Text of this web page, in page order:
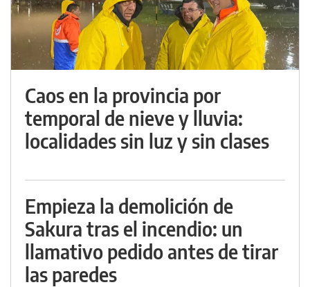
Caos en la provincia por
temporal de nieve y lluvia:
localidades sin luz y sin clases
Empieza la demolición de
Sakura tras el incendio: un
llamativo pedido antes de tirar
las paredes